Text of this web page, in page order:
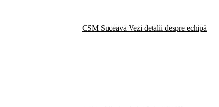
CSM Suceava Vezi detalii despre echipă